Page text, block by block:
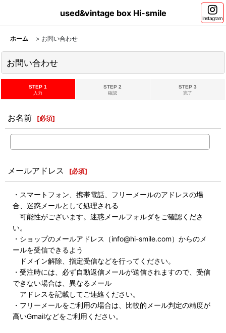
used&vintage box Hi-smile
Instagram
ホーム > お問い合わせ
お問い合わせ
STEP 1
入力
STEP 2
確認
STEP 3
完了
お名前 [必須]
メールアドレス [必須]
・スマートフォン、携帯電話、フリーメールのアドレスの場
合、迷惑メールとして処理される
可能性がございます。迷惑メールフォルダをご確認くださ
い。
・ショップのメールアドレス（info@hi-smile.com）からのメ
ールを受信できるよう
ドメイン解除、指定受信などを行ってください。
・受注時には、必ず自動返信メールが送信されますので、受信
できない場合は、異なるメール
アドレスを記載してご連絡ください。
・フリーメールをご利用の場合は、比較的メール判定の精度が
高いGmailなどをご利用ください。